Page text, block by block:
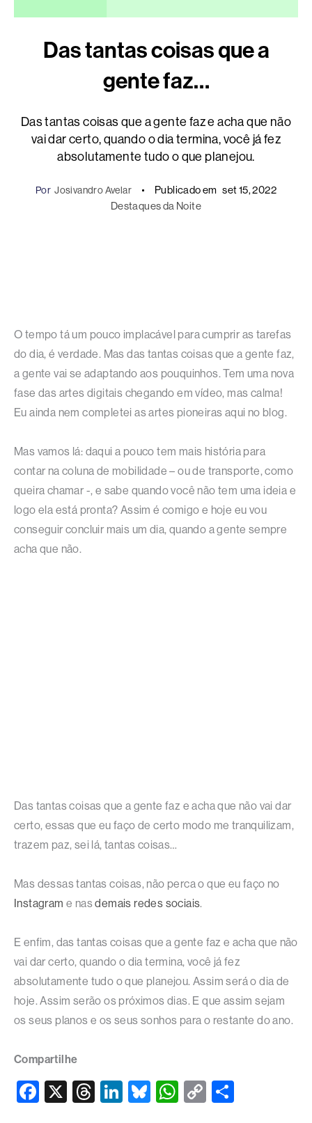
Das tantas coisas que a
gente faz…
Das tantas coisas que a gente faz e acha que não
vai dar certo, quando o dia termina, você já fez
absolutamente tudo o que planejou.
Por Josivandro Avelar Publicado em set 15, 2022
Destaques da Noite
O tempo tá um pouco implacável para cumprir as tarefas
do dia, é verdade. Mas das tantas coisas que a gente faz,
a gente vai se adaptando aos pouquinhos. Tem uma nova
fase das artes digitais chegando em vídeo, mas calma!
Eu ainda nem completei as artes pioneiras aqui no blog.
Mas vamos lá: daqui a pouco tem mais história para
contar na coluna de mobilidade – ou de transporte, como
queira chamar -, e sabe quando você não tem uma ideia e
logo ela está pronta? Assim é comigo e hoje eu vou
conseguir concluir mais um dia, quando a gente sempre
acha que não.
Das tantas coisas que a gente faz e acha que não vai dar
certo, essas que eu faço de certo modo me tranquilizam,
trazem paz, sei lá, tantas coisas…
Mas dessas tantas coisas, não perca o que eu faço no
Instagram e nasdemais redes sociais.
E enfim, das tantas coisas que a gente faz e acha que não
vai dar certo, quando o dia termina, você já fez
absolutamente tudo o que planejou. Assim será o dia de
hoje. Assim serão os próximos dias. E que assim sejam
os seus planos e os seus sonhos para o restante do ano.
Compartilhe
F
X
T
Li
Bl
W
C